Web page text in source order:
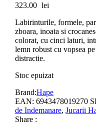
323.00 lei
Labirinturile, formele,
zboara, inoata si
colorat, cu cinci laturi,
lemn robust cu vopsea
distractie.
Stoc epuizat
Brand:Hape
EAN: 6943478019270
de Indemanare, Jucarii
Share :